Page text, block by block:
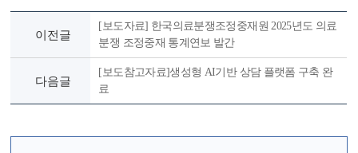
이전글
[보도자료] 한국의료분쟁조정중재원 2025년도 의료
분쟁 조정중재 통계연보 발간
다음글
[보도참고자료]생성형 AI기반 상담 플랫폼 구축 완
료